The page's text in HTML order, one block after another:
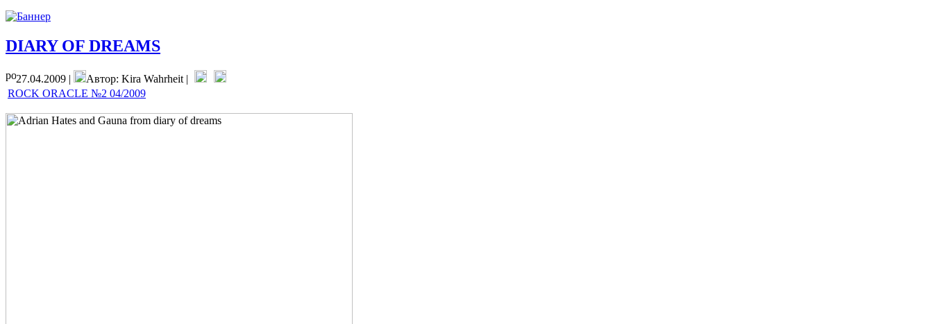
DIARY OF DREAMS
27.04.2009 |
Автор: Kira Wahrheit |
ROCK ORACLE №2 04/2009